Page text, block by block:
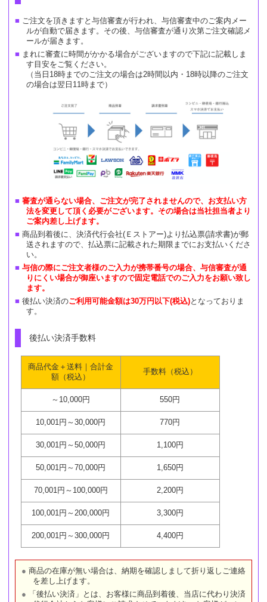
ご注文を頂きますと与信審査が行われ、与信審査中のご案内メー
ルが自動で届きます。その後、与信審査が通り次第ご注文確認メ
ールが届きます。
まれに審査に時間がかかる場合がございますので下記に記載しま
す目安をご覧ください。
（当日18時までのご注文の場合は2時間以内・18時以降のご注文
の場合は翌日11時まで）
審査が通らない場合、ご注文が完了されませんので、お支払い方
法を変更して頂く必要がございます。その場合は当社担当者より
ご案内差し上げます。
商品到着後に、決済代行会社(Ｅストアー)より払込票(請求書)が郵
送されますので、払込票に記載された期限までにお支払いくださ
い。
与信の際にご注文者様のご入力が携帯番号の場合、与信審査が通
りにくい場合が御座いますので固定電話でのご入力をお願い致し
ます。
後払い決済のご利用可能金額は30万円以下(税込)となっておりま
す。
後払い決済手数料
商品代金＋送料｜合計金
額（税込）
手数料（税込）
～10,000円 550円
10,001円～30,000円 770円
30,001円～50,000円 1,100円
50,001円～70,000円 1,650円
70,001円～100,000円 2,200円
100,001円～200,000円 3,300円
200,001円～300,000円 4,400円
商品の在庫が無い場合は、納期を確認しまして折り返しご連絡
を差し上げます。
「後払い決済」とは、お客様に商品到着後、当店に代わり決済